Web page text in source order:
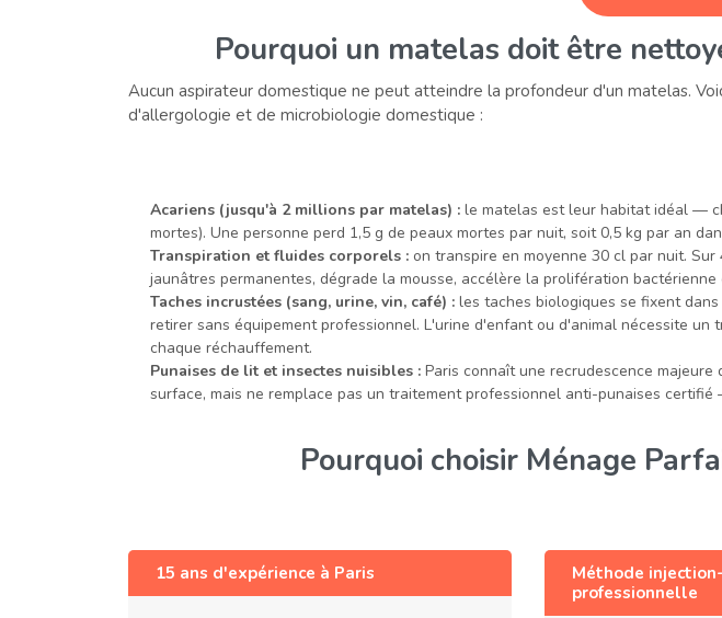
Pourquoi un matelas doit être
Aucun aspirateur domestique ne peut atteindre la profondeur d'un matelas.
d'allergologie et de microbiologie domestique :
Acariens (jusqu'à 2 millions par matelas) : le matelas est leur habitat idéal —
mortes). Une personne perd 1,5 g de peaux mortes par nuit, soit 0,5 kg par an
Transpiration et fluides corporels : on transpire en moyenne 30 cl par nuit.
jaunâtres permanentes, dégrade la mousse, accélère la prolifération
Taches incrustées (sang, urine, vin, café) : les taches biologiques se fixent
retirer sans équipement professionnel. L'urine d'enfant ou d'animal nécessite
chaque réchauffement.
Punaises de lit et insectes nuisibles : Paris connaît une recrudescence
surface, mais ne remplace pas un traitement professionnel anti-punaises
Pourquoi choisir Ménage
15 ans d'expérience à Paris
Méthode
professionnelle